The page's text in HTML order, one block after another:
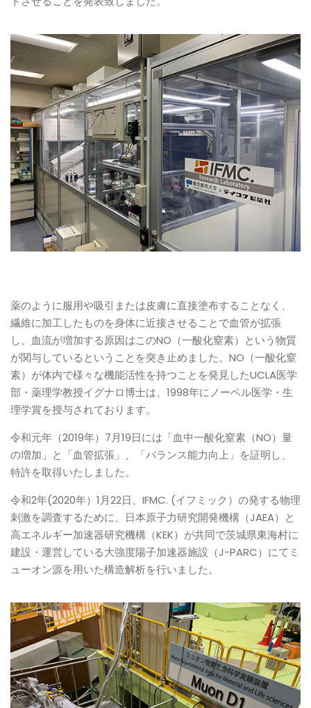
薬のように服用や吸引または皮膚に直接塗布することなく、
繊維に加工したものを身体に近接させることで血管が拡張
し、血流が増加する原因はこのNO（一酸化窒素）という物質
が関与しているということを突き止めました。NO（一酸化窒
素）が体内で様々な機能活性を持つことを発見したUCLA医学
部・薬理学教授イグナロ博士は、1998年にノーベル医学・生
理学賞を授与されております。
令和元年（2019年）7月19日には「血中一酸化窒素（NO）量
の増加」と「血管拡張」、「バランス能力向上」を証明し、
特許を取得いたしました。
令和2年(2020年）1月22日、IFMC. (イフミック）の発する物理
刺激を調査するために、日本原子力研究開発機構（JAEA）と
高エネルギー加速器研究機構（KEK）が共同で茨城県東海村に
建設・運営している大強度陽子加速器施設（J-PARC）にてミ
ューオン源を用いた構造解析を行いました。